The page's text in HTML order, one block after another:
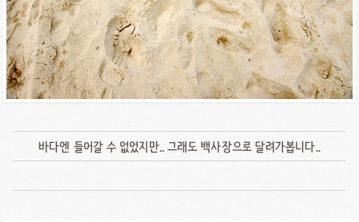
바다엔 들어갈 수 없었지만.. 그래도 백사장으로 달려가봅니다..